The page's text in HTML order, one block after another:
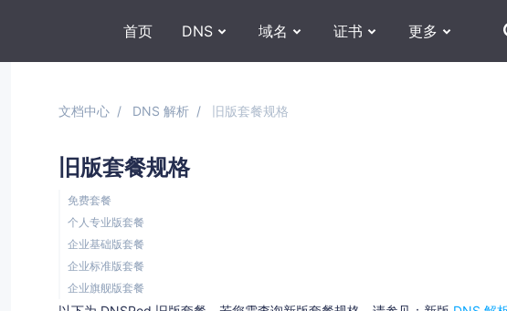
首页 DNS 域名 证书 更多
文档中心 DNS 解析 旧版套餐规格
旧版套餐规格
免费套餐
个人专业版套餐
企业基础版套餐
企业标准版套餐
企业旗舰版套餐